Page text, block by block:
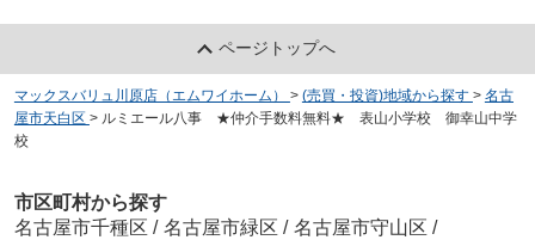
ページトップへ
マックスバリュ川原店（エムワイホーム） > (売買・投資)地域から探す > 名古
屋市天白区 > ルミエール八事 ★仲介手数料無料★ 表山小学校 御幸山中学
校
市区町村から探す
名古屋市千種区 / 名古屋市緑区 / 名古屋市守山区 /